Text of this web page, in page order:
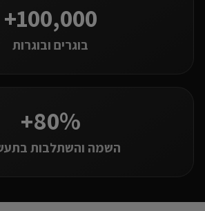
100,000+
בוגרים ובוגרות
80%+
השמה והשתלבות